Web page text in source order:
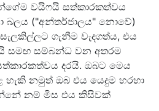
වයිෆයි සත්කාරකත්වය
බලය ("අන්තර්ජාලය" නොවේ)
ගැනීම වැදගත්ය, එය
සමඟ සම්බන්ධ වන අතරම
දරයි. ඔබට මෙය
නමුත් ඔබ එය යෙදුම හරහා
නම් මිස එය කිසිවක්